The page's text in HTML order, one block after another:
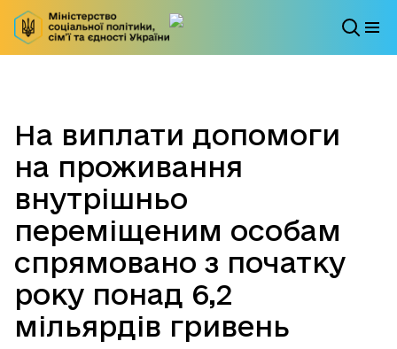
На виплати допомоги
на проживання
внутрішньо
переміщеним особам
спрямовано з початку
року понад 6,2
мільярдів гривень